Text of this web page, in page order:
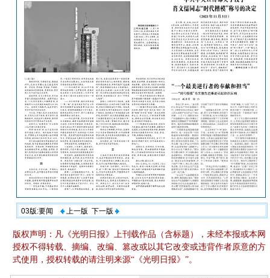
03版:要闻 上一版 下一版
版权声明：凡《光明日报》上刊载作品（含标题），未经本报或本网
授权不得转载、摘编、改编、篡改或以其它改变或违背作者原意的方
式使用，授权转载的请注明来源“《光明日报》”。